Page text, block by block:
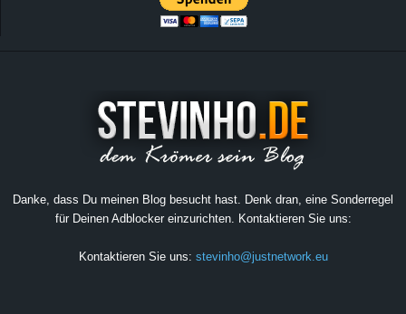
Danke, dass Du meinen Blog besucht hast. Denk dran, eine Sonderregel
für Deinen Adblocker einzurichten. Kontaktieren Sie uns:
Kontaktieren Sie uns: stevinho@justnetwork.eu